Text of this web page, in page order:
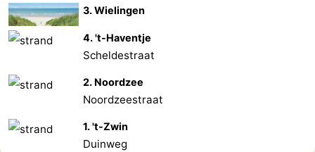
3. Wielingen
4. 't-Haventje
Scheldestraat
2. Noordzee
Noordzeestraat
1. 't-Zwin
Duinweg